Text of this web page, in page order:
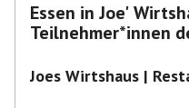
Essen in Joe'
Teilnehmer*innen
Joes Wirtshaus |